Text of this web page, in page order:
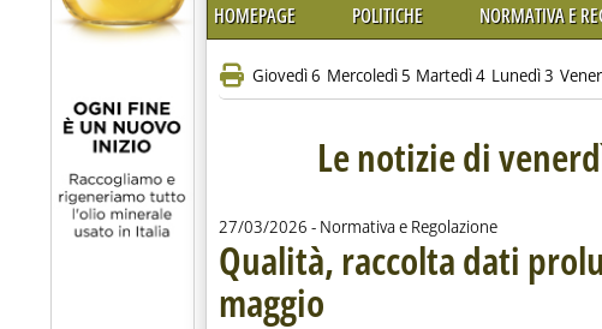
HOMEPAGE POLITICHE NORMATIVA E
Giovedì 6 Mercoledì 5 Martedì 4 Lunedì 3
Le notizie di
27/03/2026 - Normativa e Regolazione
Qualità, raccolta dati
maggio . Sottotitolo: Arera posticipa il termine per
. Pubblicata venerdì 27 marzo 2026 alle 17.4.